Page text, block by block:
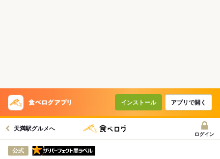
インストール アプリで開く
天満駅グルメへ
ログイン
公式